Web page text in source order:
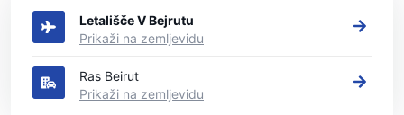
Letališče V Bejrutu
Prikaži na zemljevidu
Ras Beirut
Prikaži na zemljevidu